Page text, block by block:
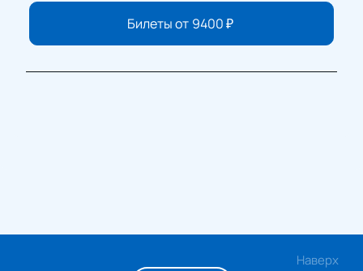
Билеты от 9400₽
Наверх